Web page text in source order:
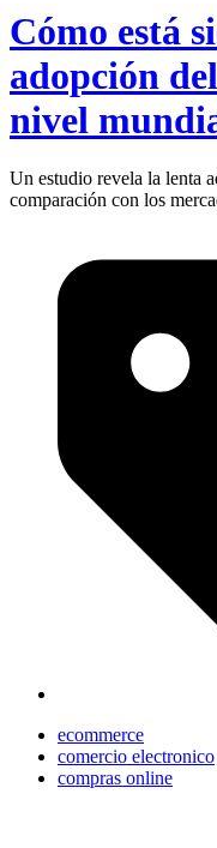
Cómo está
adopción
nivel
Un estudio revela la lenta
comparación con los
ecommerce
comercio electronico
compras online